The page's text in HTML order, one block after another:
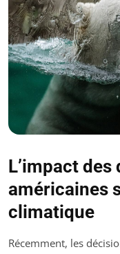
L’impact
américaines
climatique
Récemment, les